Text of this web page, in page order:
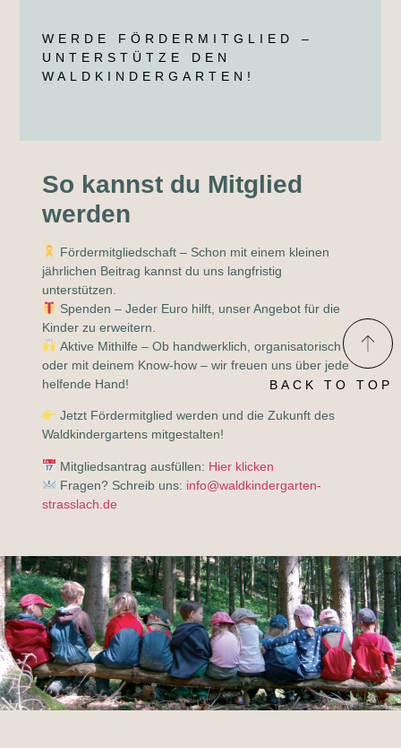
WERDE FÖRDERMITGLIED –
UNTERSTÜTZE DEN
WALDKINDERGARTEN!
So kannst du Mitglied
werden
Fördermitgliedschaft– Schon mit einem kleinen
jährlichen Beitrag kannst du uns langfristig
unterstützen.
Spenden – Jeder Euro hilft, unser Angebot für die
Kinder zu erweitern.
Aktive Mithilfe – Ob handwerklich, organisatorisch
oder mit deinem Know-how – wir freuen uns über jede
helfende Hand!
Jetzt Fördermitglied werden und die Zukunft des
Waldkindergartens mitgestalten!
Mitgliedsantrag ausfüllen: Hier klicken
Fragen? Schreib uns: info@waldkindergarten-
strasslach.de
BACK TO TOP